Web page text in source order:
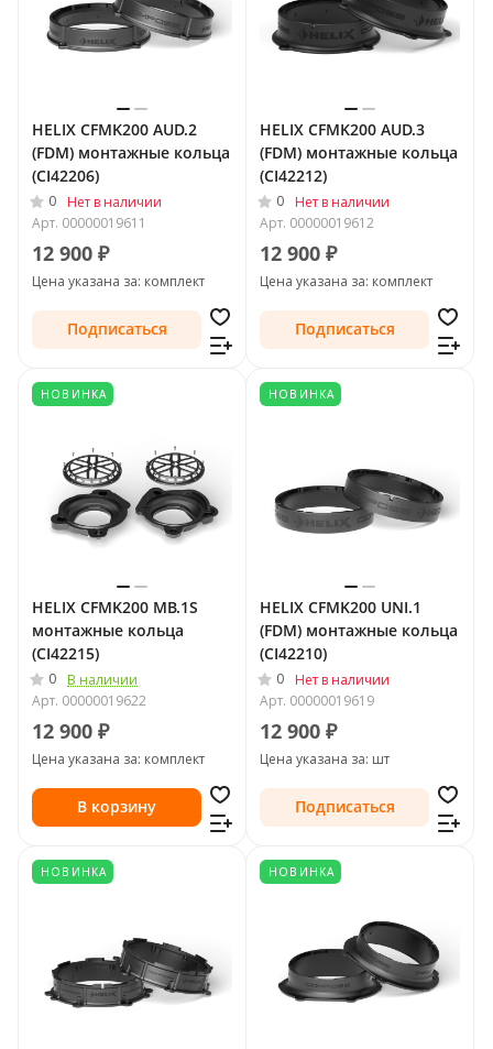
HELIX CFMK200 AUD.2
(FDM) монтажные кольца
(CI42206)
0
Нет в наличии
Арт. 00000019611
12 900 ₽
Цена указана за: комплект
Подписаться
HELIX CFMK200 AUD.3
(FDM) монтажные кольца
(CI42212)
0
Нет в наличии
Арт. 00000019612
12 900 ₽
Цена указана за: комплект
Подписаться
НОВИНКА
HELIX CFMK200 MB.1S
монтажные кольца
(CI42215)
0
В наличии
Арт. 00000019622
12 900 ₽
Цена указана за: комплект
В корзину
НОВИНКА
HELIX CFMK200 UNI.1
(FDM) монтажные кольца
(CI42210)
0
Нет в наличии
Арт. 00000019619
12 900 ₽
Цена указана за: шт
Подписаться
НОВИНКА НОВИНКА